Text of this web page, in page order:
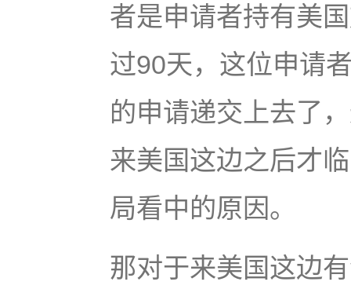
者是申请者持有美
过90天，这位申请
的申请递交上去了
来美国这边之后才
局看中的原因。
那对于来美国这边